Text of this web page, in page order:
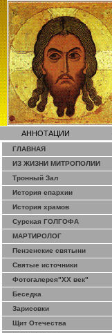
АННОТАЦИИ
ГЛАВНАЯ
ИЗ ЖИЗНИ МИТРОПОЛИИ
Тронный Зал
История епархии
История храмов
Сурская ГОЛГОФА
МАРТИРОЛОГ
Пензенские святыни
Святые источники
Фотогалерея"ХХ век"
Беседка
Зарисовки
Щит Отечества